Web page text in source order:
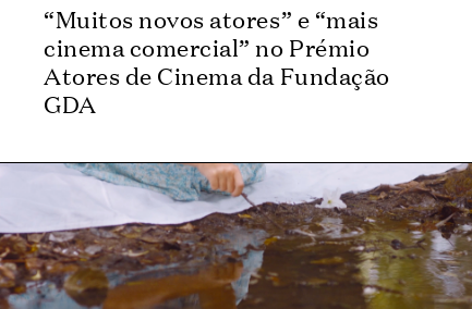
“Muitos novos atores” e “mais
cinema comercial” no Prémio
Atores de Cinema da Fundação
GDA